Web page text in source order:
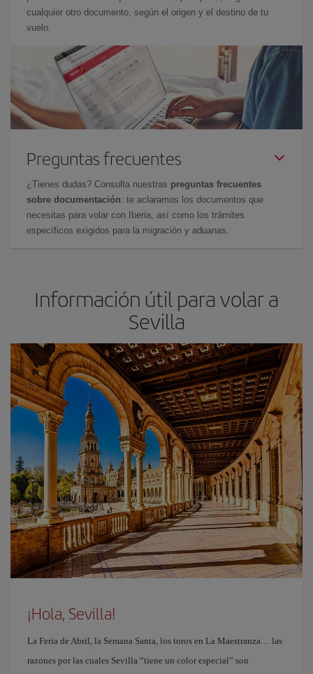
cualquier otro documento, según el origen y el destino de tu
vuelo.
Preguntas frecuentes
¿Tienes dudas? Consulta nuestras preguntas frecuentes
sobre documentación: te aclaramos los documentos que
necesitas para volar con Iberia, así como los trámites
específicos exigidos para la migración y aduanas.
Información útil para volar a
Sevilla
¡Hola, Sevilla!
La Feria de Abril, la Semana Santa, los toros en La Maestranza… las
razones por las cuales Sevilla “tiene un color especial” son